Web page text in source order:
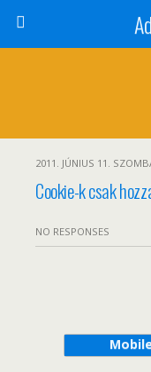
2011. JÚNIUS 11.
Cookie-k csak
NO RESPONSES